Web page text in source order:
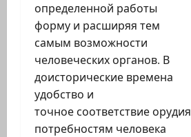
определенной работы
форму и расширяя тем
самым возможности
человеческих органов. В
доисторические времена
удобство и
точное соответствие орудия
потребностям человека